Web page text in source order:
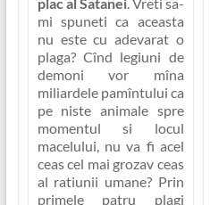
plac al Satanei. Vreti sa-
mi spuneti ca aceasta
nu este cu adevarat o
plaga? Cînd legiuni de
demoni vor mîna
miliardele pamîntului ca
pe niste animale spre
momentul si locul
macelului, nu va fi acel
ceas cel mai grozav ceas
al ratiunii umane? Prin
primele patru plagi